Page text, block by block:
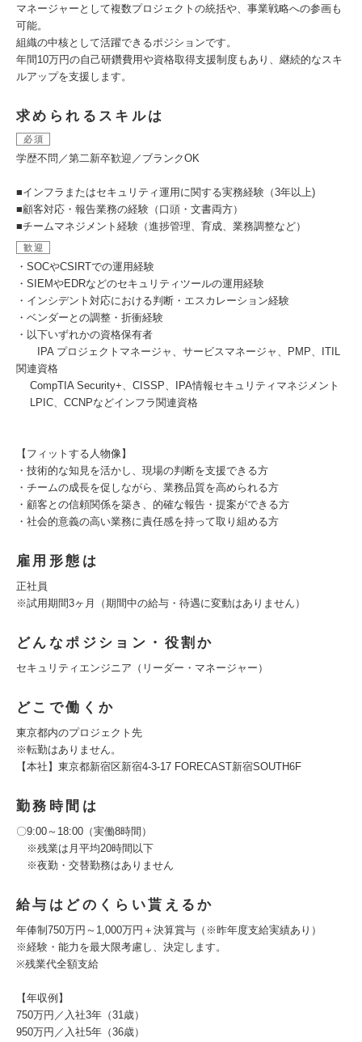
マネージャーとして複数プロジェクトの統括や、事業戦略への参画も
可能。
組織の中核として活躍できるポジションです。
年間10万円の自己研鑽費用や資格取得支援制度もあり、継続的なスキ
ルアップを支援します。
求められるスキルは
必須
学歴不問／第二新卒歓迎／ブランクOK
■インフラまたはセキュリティ運用に関する実務経験（3年以上)
■顧客対応・報告業務の経験（口頭・文書両方）
■チームマネジメント経験（進捗管理、育成、業務調整など）
歓迎
・SOCやCSIRTでの運用経験
・SIEMやEDRなどのセキュリティツールの運用経験
・インシデント対応における判断・エスカレーション経験
・ベンダーとの調整・折衝経験
・以下いずれかの資格保有者
IPA プロジェクトマネージャ、サービスマネージャ、PMP、ITIL
関連資格
CompTIA Security+、CISSP、IPA情報セキュリティマネジメント
LPIC、CCNPなどインフラ関連資格
【フィットする人物像】
・技術的な知見を活かし、現場の判断を支援できる方
・チームの成長を促しながら、業務品質を高められる方
・顧客との信頼関係を築き、的確な報告・提案ができる方
・社会的意義の高い業務に責任感を持って取り組める方
雇用形態は
正社員
※試用期間3ヶ月（期間中の給与・待遇に変動はありません）
どんなポジション・役割か
セキュリティエンジニア（リーダー・マネージャー）
どこで働くか
東京都内のプロジェクト先
※転勤はありません。
【本社】東京都新宿区新宿4-3-17 FORECAST新宿SOUTH6F
勤務時間は
〇9:00～18:00（実働8時間）
※残業は月平均20時間以下
※夜勤・交替勤務はありません
給与はどのくらい貰えるか
年俸制750万円～1,000万円＋決算賞与（※昨年度支給実績あり）
※経験・能力を最大限考慮し、決定します。
※残業代全額支給
【年収例】
750万円／入社3年（31歳）
950万円／入社5年（36歳）